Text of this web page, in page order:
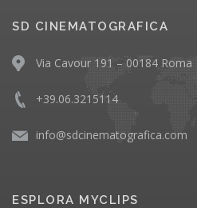
SD CINEMATOGRAFICA
Via Cavour 191 – 00184 Roma
+39.06.3215114
info@sdcinematografica.com
ESPLORA MYCLIPS